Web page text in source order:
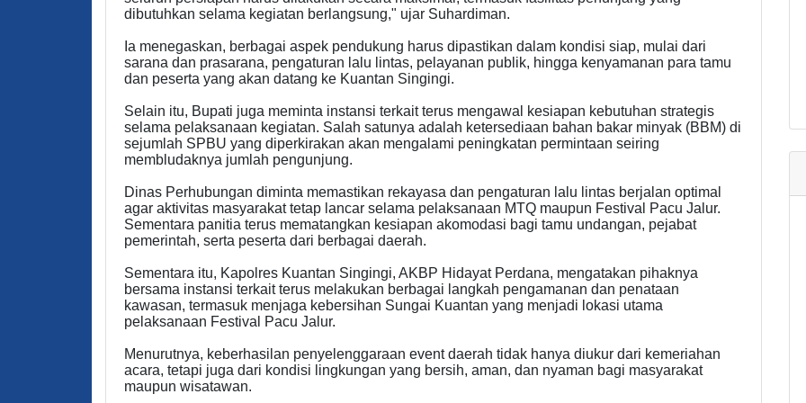
dibutuhkan selama kegiatan berlangsung," ujar Suhardiman.
Ia menegaskan, berbagai aspek pendukung harus dipastikan dalam kondisi siap, mulai dari
sarana dan prasarana, pengaturan lalu lintas, pelayanan publik, hingga kenyamanan para tamu
dan peserta yang akan datang ke Kuantan Singingi.
Selain itu, Bupati juga meminta instansi terkait terus mengawal kesiapan kebutuhan strategis
selama pelaksanaan kegiatan. Salah satunya adalah ketersediaan bahan bakar minyak (BBM) di
sejumlah SPBU yang diperkirakan akan mengalami peningkatan permintaan seiring
membludaknya jumlah pengunjung.
Dinas Perhubungan diminta memastikan rekayasa dan pengaturan lalu lintas berjalan optimal
agar aktivitas masyarakat tetap lancar selama pelaksanaan MTQ maupun Festival Pacu Jalur.
Sementara panitia terus mematangkan kesiapan akomodasi bagi tamu undangan, pejabat
pemerintah, serta peserta dari berbagai daerah.
Sementara itu, Kapolres Kuantan Singingi, AKBP Hidayat Perdana, mengatakan pihaknya
bersama instansi terkait terus melakukan berbagai langkah pengamanan dan penataan
kawasan, termasuk menjaga kebersihan Sungai Kuantan yang menjadi lokasi utama
pelaksanaan Festival Pacu Jalur.
Menurutnya, keberhasilan penyelenggaraan event daerah tidak hanya diukur dari kemeriahan
acara, tetapi juga dari kondisi lingkungan yang bersih, aman, dan nyaman bagi masyarakat
maupun wisatawan.